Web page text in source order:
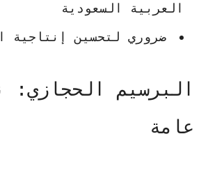
العربية السعودية
ضروري لتحسين إنتاجية
البرسيم الحجازي:
عامة